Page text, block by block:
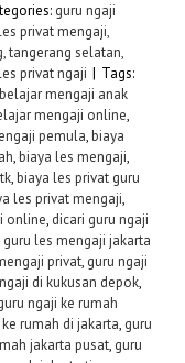
guru ngaji
privat mengaji,
tangerang selatan,
privat ngaji
Tags:
belajar mengaji anak
mengaji online,
pemula,biaya
,biaya les mengaji,
,biaya les privat guru
les privat mengaji,
online, dicari guru ngaji
guru les mengaji jakarta
privat, guru ngaji
di kukusan depok,
ngaji ke rumah
rumah di jakarta, guru
jakarta pusat, guru